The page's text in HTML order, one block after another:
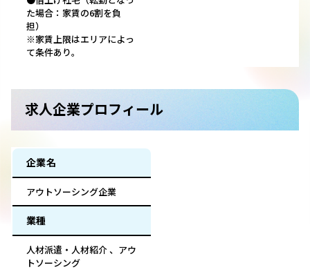
た場合：家賃の6割を負
担）
※家賃上限はエリアによっ
て条件あり。
求人企業プロフィール
企業名
アウトソーシング企業
業種
人材派遣・人材紹介 、アウ
トソーシング